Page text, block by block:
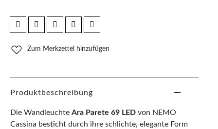
Zum Merkzettel hinzufügen
Produktbeschreibung
Die Wandleuchte Ara Parete 69 LED von NEMO
Cassina besticht durch ihre schlichte, elegante Form